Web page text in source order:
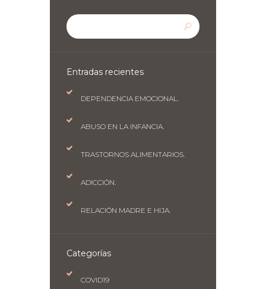
Entradas recientes
DEPENDENCIA EMOCIONAL.
ABUSO EN LA INFANCIA.
TRASTORNOS ALIMENTARIOS.
ADICCIÓN.
RELACIÓN MADRE E HIJA.
Categorías
COVID19